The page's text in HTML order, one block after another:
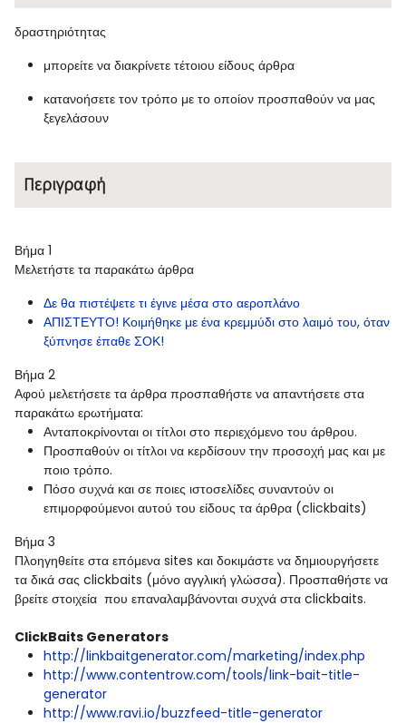
δραστηριότητας
μπορείτε να διακρίνετε τέτοιου είδους άρθρα
κατανοήσετε τον τρόπο με το οποίον προσπαθούν να μας
ξεγελάσουν
Περιγραφή
Βήμα 1
Μελετήστε τα παρακάτω άρθρα
Δε θα πιστέψετε τι έγινε μέσα στο αεροπλάνο
ΑΠΙΣΤΕΥΤΟ! Κοιμήθηκε με ένα κρεμμύδι στο λαιμό του, όταν
ξύπνησε έπαθε ΣΟΚ!
Βήμα 2
Αφού μελετήσετε τα άρθρα προσπαθήστε να απαντήσετε στα
παρακάτω ερωτήματα:
Ανταποκρίνονται οι τίτλοι στο περιεχόμενο του άρθρου.
Προσπαθούν οι τίτλοι να κερδίσουν την προσοχή μας και με
ποιο τρόπο.
Πόσο συχνά και σε ποιες ιστοσελίδες συναντούν οι
επιμορφούμενοι αυτού του είδους τα άρθρα (clickbaits)
Βήμα 3
Πλοηγηθείτε στα επόμενα sites και δοκιμάστε να δημιουργήσετε
τα δικά σας clickbaits (μόνο αγγλική γλώσσα). Προσπαθήστε να
βρείτε στοιχεία που επαναλαμβάνονται συχνά στα clickbaits.
ClickBaits Generators
http://linkbaitgenerator.com/marketing/index.php
http://www.contentrow.com/tools/link-bait-title-
generator
http://www.ravi.io/buzzfeed-title-generator